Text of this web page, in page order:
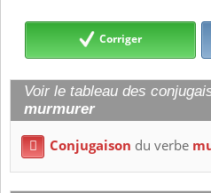
Corriger
Voir le tableau des
murmurer
 Conjugaison du verbe